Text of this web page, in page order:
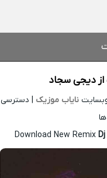
دیجی سجاد
نایاب موزیک | دسترسی
Download New Remix